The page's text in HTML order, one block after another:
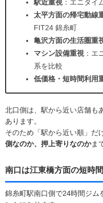
駅近重視 ：エニタイ
太平方面の帰宅動線
FIT24 錦糸町
亀沢方面の生活圏重
マシン設備重視 ：エ
系を比較
低価格・短時間利用
北口側は、駅から近い店舗も
あります。
そのため「駅から近い順」だ
側なのか、押上寄りなのかま
南口は江東橋方面の短時
錦糸町駅南口側で24時間ジム